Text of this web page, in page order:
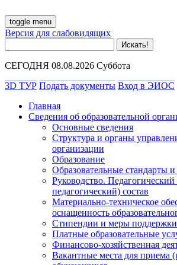
toggle menu
Версия для слабовидящих
СЕГОДНЯ 08.08.2026 Суббота
3D ТУР Подать документы Вход в ЭИОС
Главная
Сведения об образовательной
Основные сведения
Структура и органы
организации
Образование
Образовательные стандарты
Руководство.
педагогический) состав
Материально-техническое
оснащенность
Стипендии и меры
Платные образовательные
Финансово-хозяйственная
Вакантные места для приема